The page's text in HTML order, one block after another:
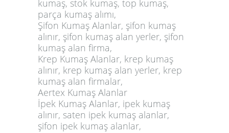
kumaş, stok kumaş, top kumaş,
parça kumaş alımı,
Şifon Kumaş Alanlar, şifon kumaş
alınır, şifon kumaş alan yerler, şifon
kumaş alan firma,
Krep Kumaş Alanlar, krep kumaş
alınır, krep kumaş alan yerler, krep
kumaş alan firmalar,
Aertex Kumaş Alanlar
İpek Kumaş Alanlar, ipek kumaş
alınır, saten ipek kumaş alanlar,
şifon ipek kumaş alanlar,